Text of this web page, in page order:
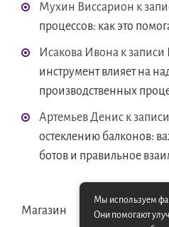
Мухин Виссарион к
процессов: как это
Исакова Ивона к записи
инструмент влияет на
производственных
Артемьев Денис к записи
остеклению балконов:
ботов и правильное
Магазин
Мы используем
Они помогают